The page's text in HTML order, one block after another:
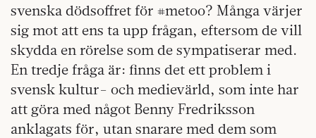
svenska dödsoffret för #metoo? Många värjer
sig mot att ens ta upp frågan, eftersom de vill
skydda en rörelse som de sympatiserar med.
En tredje fråga är: finns det ett problem i
svensk kultur- och medievärld, som inte har
att göra med något Benny Fredriksson
anklagats för, utan snarare med dem som